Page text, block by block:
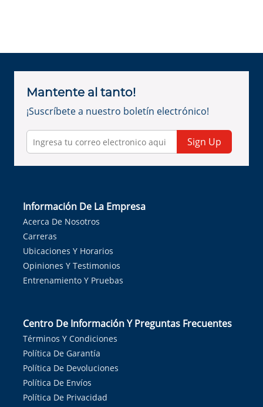
Mantente al tanto!
¡Suscríbete a nuestro boletín electrónico!
Sign Up
Información De La Empresa
Acerca De Nosotros
Carreras
Ubicaciones Y Horarios
Opiniones Y Testimonios
Entrenamiento Y Pruebas
Centro De Información Y Preguntas Frecuentes
Términos Y Condiciones
Política De Garantía
Política De Devoluciones
Política De Envíos
Política De Privacidad